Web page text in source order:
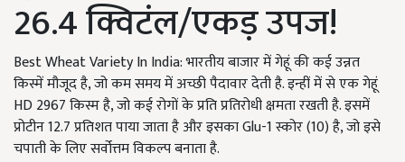
26.4 क्विटंल/एकड़ उपज!
Best Wheat Variety In India: भारतीय बाजार में गेहूं की कई उन्नत
किस्में मौजूद है, जो कम समय में अच्छी पैदावार देती है. इन्हीं में से एक गेहूं
HD 2967 किस्म है, जो कई रोगों के प्रति प्रतिरोधी क्षमता रखती है. इसमें
प्रोटीन 12.7 प्रतिशत पाया जाता है और इसका Glu-1 स्कोर (10) है, जो इसे
चपाती के लिए सर्वोत्तम विकल्प बनाता है.